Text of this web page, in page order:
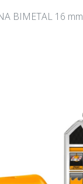
BIMETAL 16 mm